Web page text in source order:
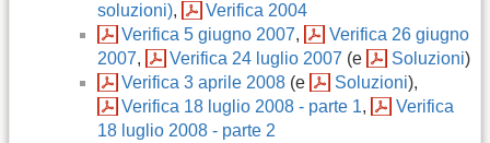
soluzioni),
Verifica 2004
Verifica 5 giugno 2007,
Verifica 26 giugno
2007, Verifica 24 luglio 2007 (e Soluzioni)
Verifica 3 aprile 2008 (e Soluzioni),
Verifica 18 luglio 2008 - parte 1,
Verifica
18 luglio 2008 - parte 2